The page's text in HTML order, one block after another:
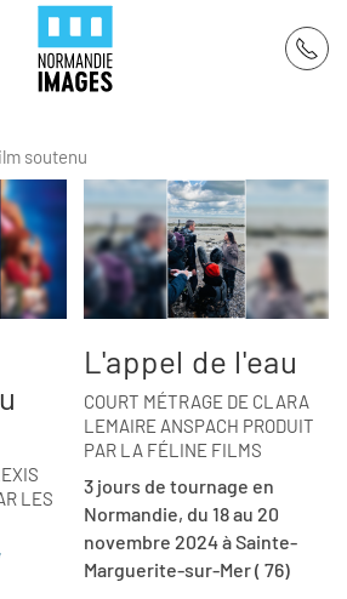
soutenu
LES
L'appel de l'eau
COURT MÉTRAGE DE CLARA
LEMAIRE ANSPACH PRODUIT
PAR LA FÉLINE FILMS
3 jours de tournage en
Normandie, du 18 au 20
novembre 2024 à Sainte-
Marguerite-sur-Mer ( 76)
cookies